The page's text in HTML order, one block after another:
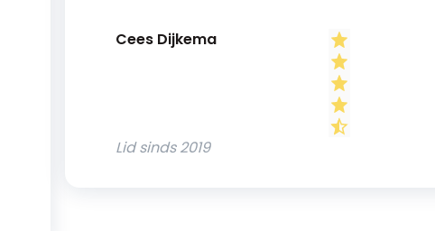
Cees Dijkema
Lid sinds 2019